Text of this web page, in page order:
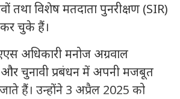
तथा विशेष मतदाता पुनरीक्षण (SIR)
कर चुके हैं।
अधिकारी मनोज अग्रवाल
चुनावी प्रबंधन में अपनी मजबूत
हैं। उन्होंने 3 अप्रैल 2025 को